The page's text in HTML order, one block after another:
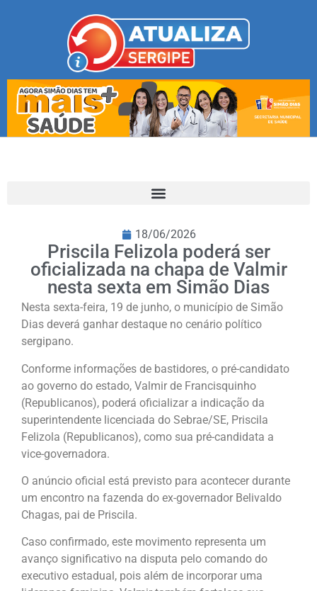
18/06/2026
Priscila Felizola poderá ser
oficializada na chapa de Valmir
nesta sexta em Simão Dias
Nesta sexta-feira, 19 de junho, o município de Simão
Dias deverá ganhar destaque no cenário político
sergipano.
Conforme informações de bastidores, o pré-candidato
ao governo do estado, Valmir de Francisquinho
(Republicanos), poderá oficializar a indicação da
superintendente licenciada do Sebrae/SE, Priscila
Felizola (Republicanos), como sua pré-candidata a
vice-governadora.
O anúncio oficial está previsto para acontecer durante
um encontro na fazenda do ex-governador Belivaldo
Chagas, pai de Priscila.
Caso confirmado, este movimento representa um
avanço significativo na disputa pelo comando do
executivo estadual, pois além de incorporar uma